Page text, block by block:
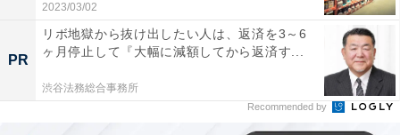
秩父地方のご当地グルメとして知られる「わらじかつ
丼」が1位に選ばれました。その名の通り、器からはみ
出るほど大きな、わらじのような薄いカツが特徴です。
甘辛いしょうゆベースの特製タレにくぐらせたカツは、
卵でとじないため衣がサクサクとしていて、ご飯が進む
2023/03/02
PR
リボ地獄から抜け出したい人は、返済を3～6
ヶ月停止して『大幅に減額してから返済す...
渋谷法務総合事務所
Recommended by